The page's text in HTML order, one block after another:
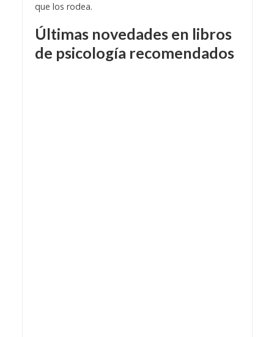
que los rodea.
Últimas novedades en libros
de psicología recomendados